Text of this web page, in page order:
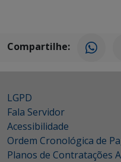
Compartilhe:
LGPD
Fala Servidor
Acessibilidade
Ordem Cronológica de
Planos de Contratações